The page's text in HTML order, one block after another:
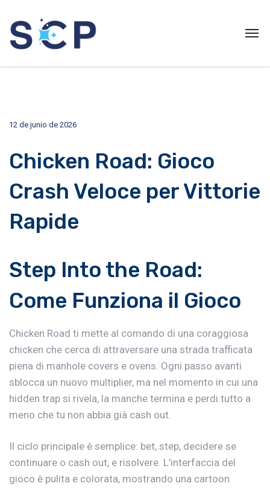
12 de junio de 2026
Chicken Road: Gioco
Crash Veloce per Vittorie
Rapide
Step Into the Road:
Come Funziona il Gioco
Chicken Road ti mette al comando di una coraggiosa
chicken che cerca di attraversare una strada trafficata
piena di manhole covers e ovens. Ogni passo avanti
sblocca un nuovo multiplier, ma nel momento in cui una
hidden trap si rivela, la manche termina e perdi tutto a
meno che tu non abbia già cash out.
Il ciclo principale è semplice: bet, step, decidere se
continuare o cash out, e risolvere. L’interfaccia del
gioco è pulita e colorata, mostrando una cartoon